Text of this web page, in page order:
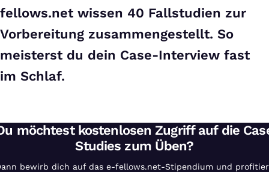
fellows.net wissen 40 Fallstudien zur
Vorbereitung zusammengestellt. So
meisterst du dein Case-Interview fast
im Schlaf.
möchtest kostenlosen Zugriff auf die
Studies zum Üben?
bewirb dich auf das e-fellows.net-Stipendium und